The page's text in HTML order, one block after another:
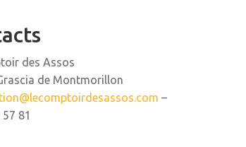
des Assos
de Montmorillon
–
81